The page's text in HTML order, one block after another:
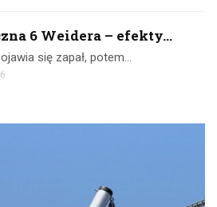
6 Weidera – efekty...
się zapał, potem…